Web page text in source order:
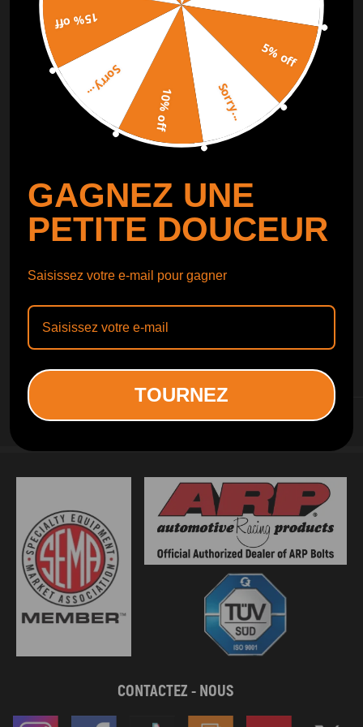
SUIVI DE COMMANDE
Catalogue gratuit
Obtenir le
Catalogue
SERVICES D INFORMATION
SERVICES AUX CLIENTS
CONTACTEZ - NOUS
5% off
Sorry...
10% off
Sorry...
15% off
GAGNEZ UNE
PETITE DOUCEUR
Saisissez votre e-mail pour gagner
TOURNEZ